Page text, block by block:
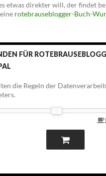
etwas direkter will, der findet
rotebrauseblogger-Buch-
FÜR
die Regeln der